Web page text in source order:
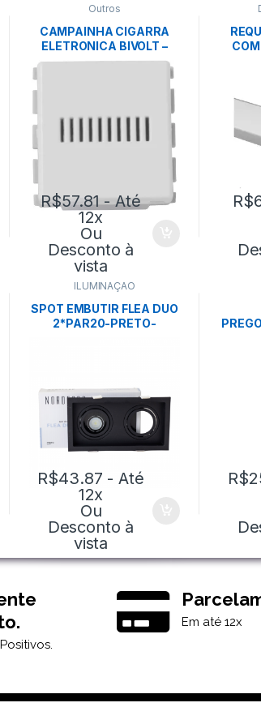
Outros
CAMPAINHA CIGARRA
ELETRONICA BIVOLT –
TRAMONTINA
R$57.81- Até
12x
Ou
Desconto à
vista
COM
R$
ILUMINAÇÃO
SPOT EMBUTIR FLEA DUO
2*PAR20-PRETO-
R$43.87 - Até
12x
Ou
Desconto à
vista
R$
Em até 12x